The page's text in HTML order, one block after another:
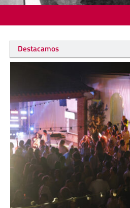
Destacamos